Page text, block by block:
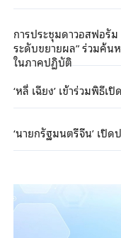
การประชุมดาวอสฟอรั
ระดับขยายผล” ร่วมค้น
ในภาคปฏิบัติ
‘หลี่ เฉียง’ เข้าร่วมพิธี
‘นายกรัฐมนตรีจีน’ เปิ